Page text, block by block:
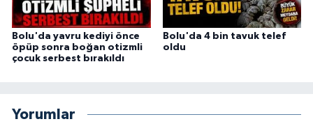
Bolu'da yavru kediyi önce
öpüp sonra boğan otizmli
çocuk serbest bırakıldı
Bolu'da 4 bin tavuk telef
oldu
Yorumlar